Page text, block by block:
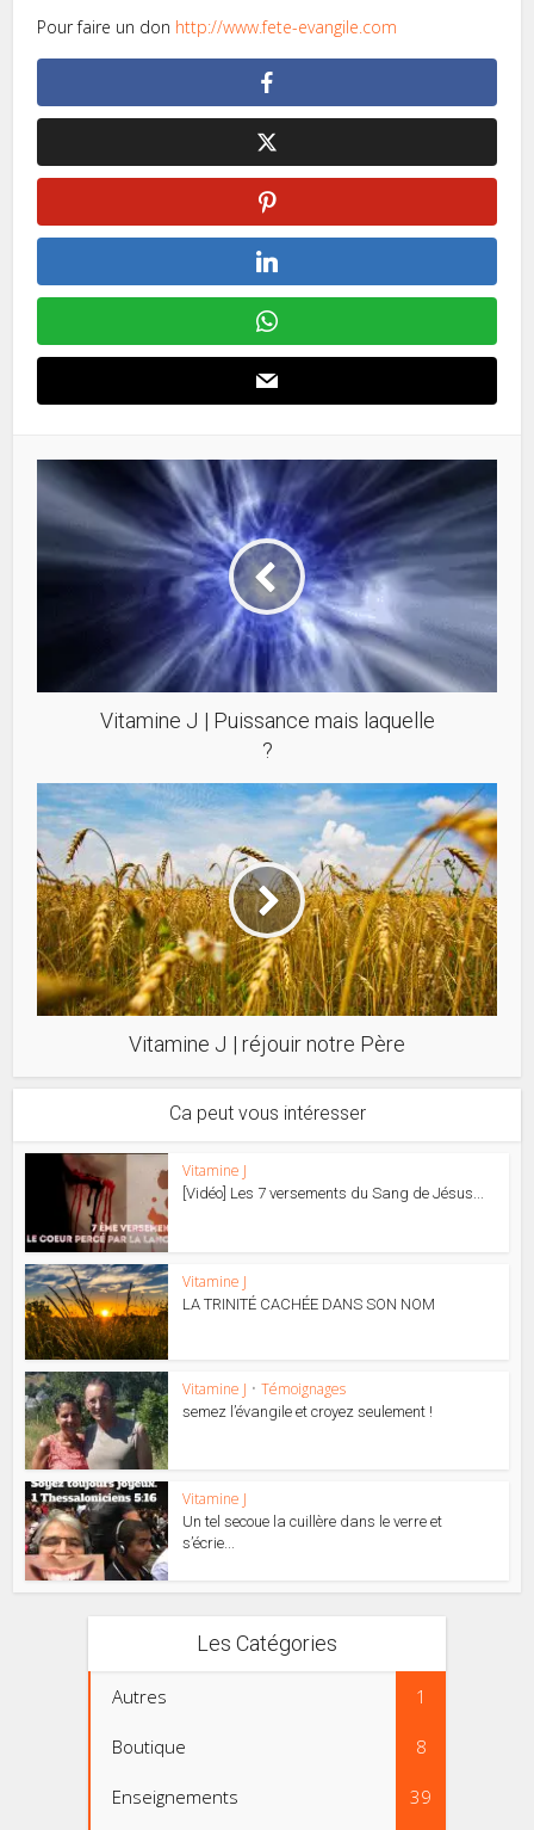
Pour faire un don http://www.fete-evangile.com
Vitamine J | Puissance mais laquelle
?
Vitamine J | réjouir notre Père
Ca peut vous intéresser
Vitamine J
[Vidéo] Les 7 versements du Sang de Jésus...
Vitamine J
LA TRINITÉ CACHÉE DANS SON NOM
Vitamine J • Témoignages
semez l’évangile et croyez seulement !
Vitamine J
Un tel secoue la cuillère dans le verre et
s’écrie...
Les Catégories
Autres 1
Boutique 8
Enseignements 39